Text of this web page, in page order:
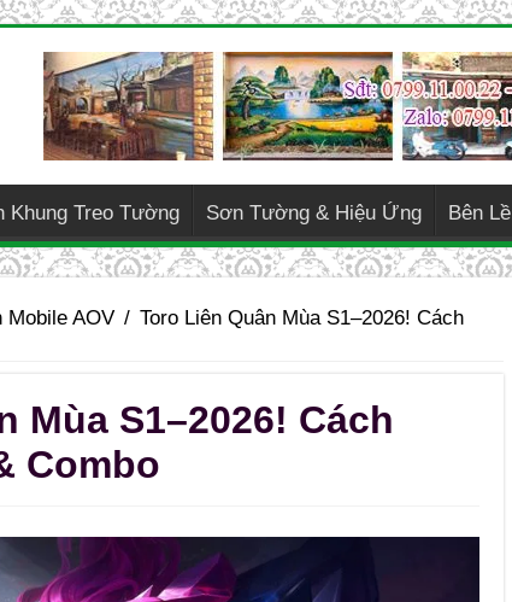
Khung Treo Tường Sơn Tường & Hiệu Ứng Bên Lề
Mobile AOV / Toro Liên Quân Mùa S1–2026! Cách
Mùa S1–2026! Cách
Combo